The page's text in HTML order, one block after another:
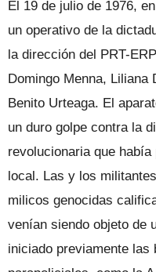
El 19 de julio de 1976,
un operativo de la
la dirección del PRT-
Domingo Menna,
Benito Urteaga. El
un duro golpe contra la
revolucionaria que
local. Las y los
milicos genocidas
venían siendo objeto de
iniciado previamente